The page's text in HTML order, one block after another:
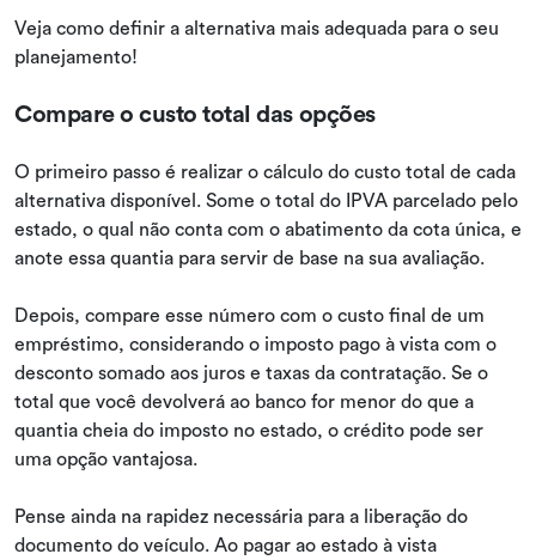
Veja como definir a alternativa mais adequada para o seu
planejamento!
Compare o custo total das opções
O primeiro passo é realizar o cálculo do custo total de cada
alternativa disponível. Some o total do IPVA parcelado pelo
estado, o qual não conta com o abatimento da cota única, e
anote essa quantia para servir de base na sua avaliação.
Depois, compare esse número com o custo final de um
empréstimo, considerando o imposto pago à vista com o
desconto somado aos juros e taxas da contratação. Se o
total que você devolverá ao banco for menor do que a
quantia cheia do imposto no estado, o crédito pode ser
uma opção vantajosa.
Pense ainda na rapidez necessária para a liberação do
documento do veículo. Ao pagar ao estado à vista